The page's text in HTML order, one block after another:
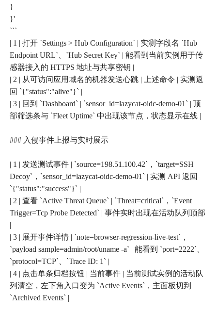
}
}'
```
| 1 | 打开 `Settings > Hub Configuration` | 实测字段名 `Hub
Endpoint URL`、`Hub Secret Key` | 能看到当前实例用于传
感器接入的 HTTPS 地址与共享密钥 |
| 2 | 从可访问应用域名的机器发送心跳 | 上述命令 | 实测返
回 `{"status":"alive"}` |
| 3 | 回到 `Dashboard` | `sensor_id=lazycat-oidc-demo-01` | 顶
部筛选条与 `Fleet Uptime` 中出现该节点，状态显示在线 |
### 入侵事件上报与实时展示
| 1 | 发送测试事件 | `source=198.51.100.42`，`target=SSH
Decoy`，`sensor_id=lazycat-oidc-demo-01` | 实测 API 返回
`{"status":"success"}` |
| 2 | 查看 `Active Threat Queue` | `Threat=critical`，`Event
Trigger=Tcp Probe Detected` | 事件实时出现在活动队列顶部
|
| 3 | 展开事件详情 | `note=browser-regression-live-test`，
`payload sample=admin/root/uname -a` | 能看到 `port=2222`、
`protocol=TCP`、`Trace ID: 1` |
| 4 | 点击单条归档按钮 | 当前事件 | 当前测试实例的活动队
列清空，左下角入口变为 `Active Events`，主面板切到
`Archived Events` |